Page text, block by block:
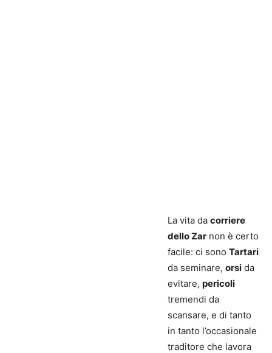
La vita da corriere
dello Zar non è certo
facile: ci sono Tartari
da seminare, orsi da
evitare, pericoli
tremendi da
scansare, e di tanto
in tanto l’occasionale
traditore che lavora